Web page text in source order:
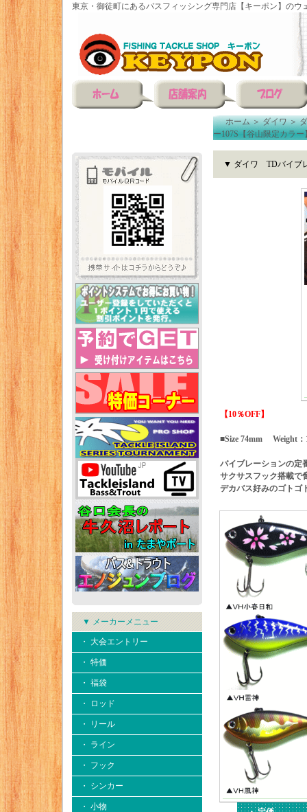
東京・御徒町にあるバスフィッシング専門店【キーポン】のウ
▼ メーカーメニュー
・ 大会エントリー
・ 特価
・ 福袋
・ ロッド
・ リール
・ ライン
・ フック
・ シンカー
・ 小物
ホーム＞ダイワ＞
ー107S【谷山限定カラー
▼ ダイワ TDバイブレ
【10％OFF】
■Size 74mm Weight：
バイブレーションの定
サクサスフック搭載で
デカバス好みのゴトゴ